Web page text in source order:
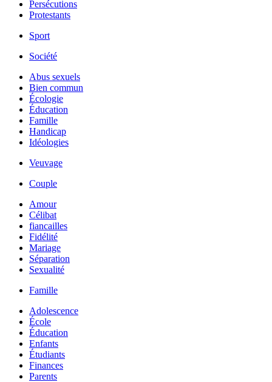
Persécutions
Protestants
Sport
Société
Abus sexuels
Bien commun
Écologie
Éducation
Famille
Handicap
Idéologies
Veuvage
Couple
Amour
Célibat
fiancailles
Fidélité
Mariage
Séparation
Sexualité
Famille
Adolescence
École
Éducation
Enfants
Étudiants
Finances
Parents